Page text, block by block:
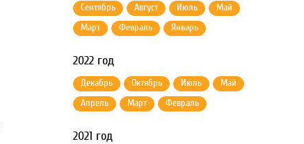
Сентябрь
Август Июль
Май
Март
Февраль Январь
2022 год
Декабрь Октябрь Июль
Май
Апрель
Март Февраль
2021 год